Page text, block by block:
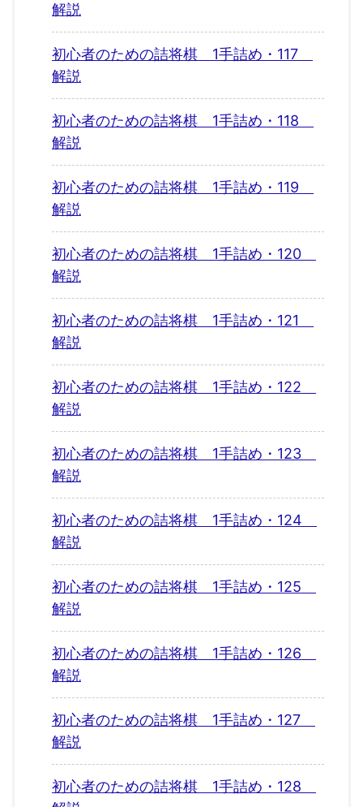
解説
初心者のための詰将棋 1手詰め・117
解説
初心者のための詰将棋 1手詰め・118
解説
初心者のための詰将棋 1手詰め・119
解説
初心者のための詰将棋 1手詰め・120
解説
初心者のための詰将棋 1手詰め・121
解説
初心者のための詰将棋 1手詰め・122
解説
初心者のための詰将棋 1手詰め・123
解説
初心者のための詰将棋 1手詰め・124
解説
初心者のための詰将棋 1手詰め・125
解説
初心者のための詰将棋 1手詰め・126
解説
初心者のための詰将棋 1手詰め・127
解説
初心者のための詰将棋 1手詰め・128